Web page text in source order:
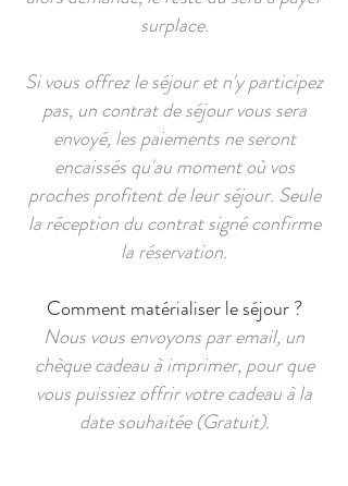
surplace.
Si vous offrez le séjour et n'y participez
pas, un contrat de séjour vous sera
envoyé, les paiements ne seront
encaissés qu'au moment où vos
proches profitent de leur séjour. Seule
la réception du contrat signé confirme
la réservation.
Comment matérialiser le séjour ?
Nous vous envoyons par email, un
chèque cadeau à imprimer, pour que
vous puissiez offrir votre cadeau à la
date souhaitée (Gratuit).